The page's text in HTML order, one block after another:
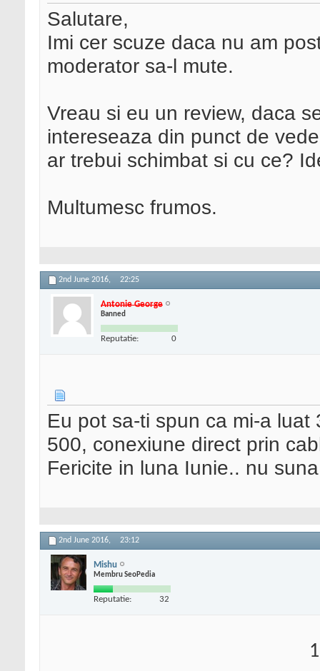
Salutare,
Imi cer scuze daca nu am
moderator sa-l mute.
Vreau si eu un review, daca
intereseaza din punct de
ar trebui schimbat si cu ce?
Multumesc frumos.
2nd June 2016, 22:25
Antonie George
Banned
Reputatie: 0
Eu pot sa-ti spun ca mi-a
500, conexiune direct prin
Fericite in luna Iunie.. nu
2nd June 2016, 23:12
Mishu
Membru SeoPedia
Reputatie: 32